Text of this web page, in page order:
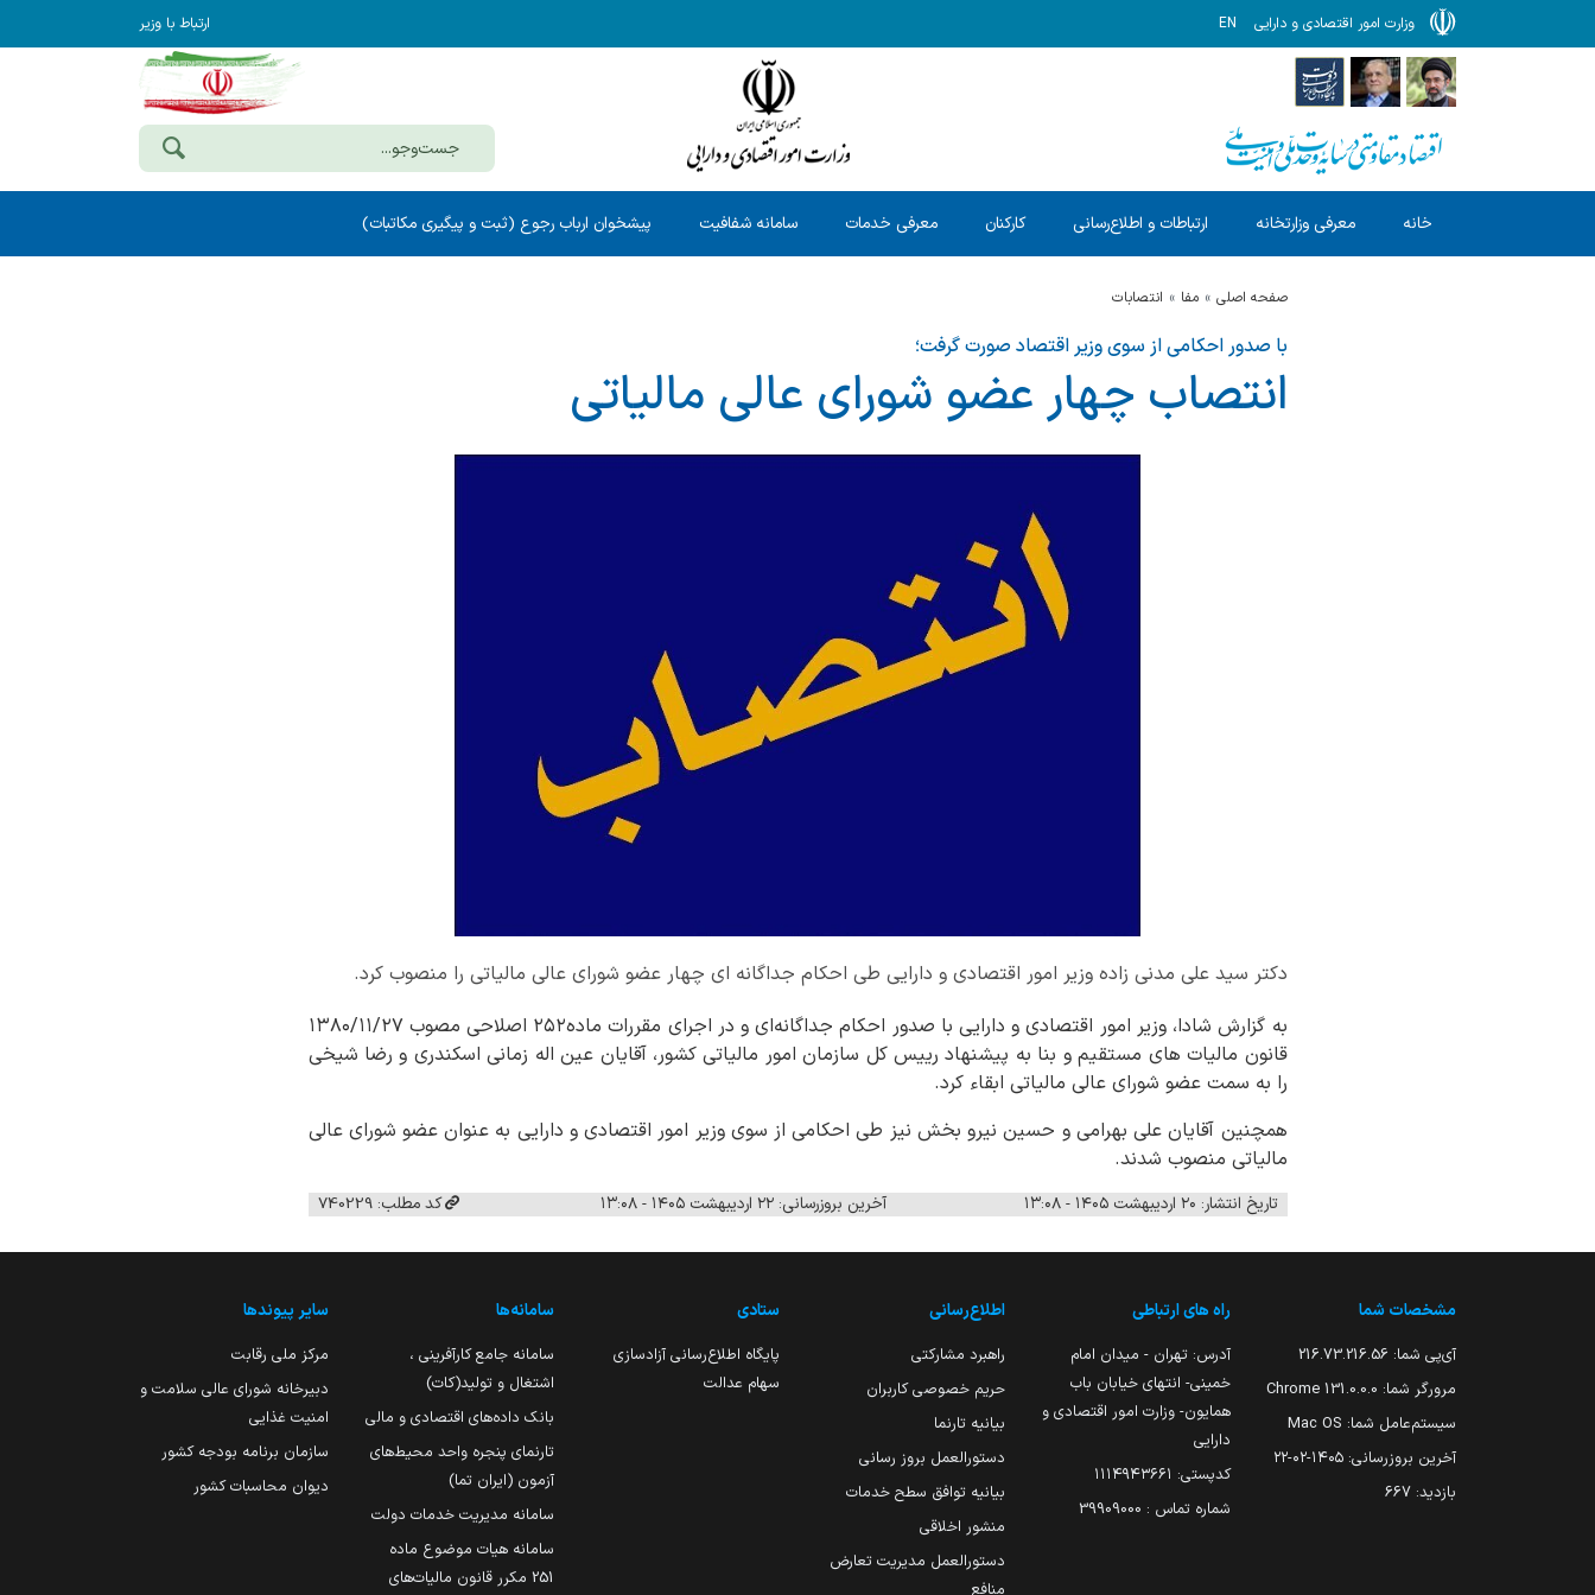
وزارت امور اقتصادی و دارایی EN ارتباط با وزیر
خانه معرفی وزارتخانه ارتباطات و اطلاع‌رسانی کارکنان معرفی خدمات سامانه شفافیت پیشخوان ارباب رجوع (ثبت و پیگیری مکاتبات)
صفحه اصلی مفا انتصابات
با صدور احکامی از سوی وزیر اقتصاد صورت گرفت؛
انتصاب چهار عضو شورای عالی مالیاتی
دکتر سید علی مدنی زاده وزیر امور اقتصادی و دارایی طی احکام جداگانه ای چهار عضو شورای عالی مالیاتی را منصوب کرد.
به گزارش شادا، وزیر امور اقتصادی و دارایی با صدور احکام جداگانه‌ای و در اجرای مقررات ماده۲۵۲ اصلاحی مصوب ۱۳۸۰/۱۱/۲۷
قانون مالیات های مستقیم و بنا به پیشنهاد رییس کل سازمان امور مالیاتی کشور، آقایان عین اله زمانی اسکندری و رضا شیخی
را به سمت عضو شورای عالی مالیاتی ابقاء کرد.
همچنین آقایان علی بهرامی و حسین نیرو بخش نیز طی احکامی از سوی وزیر امور اقتصادی و دارایی به عنوان عضو شورای عالی
مالیاتی منصوب شدند.
تاریخ انتشار: ۲۰ اردیبهشت ۱۴۰۵ - ۱۳:۰۸ آخرین بروزرسانی: ۲۲ اردیبهشت ۱۴۰۵ - ۱۳:۰۸ کد مطلب: 740229
مشخصات شما
آی‌پی شما: 216.73.216.56
مرورگر شما: 131.0.0.0 Chrome
سیستم‌عامل شما: Mac OS
آخرین بروزرسانی: ۱۴۰۵-۰۲-۲۲
بازدید: 667
راه های ارتباطی
آدرس: تهران - میدان امام
خمینی- انتهای خیابان باب
همایون- وزارت امور اقتصادی و
دارایی
کدپستی: ۱۱۱۴۹۴۳۶۶۱
شماره تماس : 39909000
اطلاع‌رسانی
راهبرد مشارکتی
حریم خصوصی کاربران
بیانیه تارنما
دستورالعمل بروز رسانی
بیانیه توافق سطح خدمات
منشور اخلاقی
دستورالعمل مدیریت تعارض
منافع
ستادی
پایگاه اطلاع‌رسانی آزادسازی
سهام عدالت
سامانه‌ها
سامانه جامع کارآفرینی ،
اشتغال و تولید(کات)
بانک داده‌های اقتصادی و مالی
تارنمای پنجره واحد محیط‌های
آزمون (ایران تما)
سامانه مدیریت خدمات دولت
سامانه هیات موضوع ماده
251 مکرر قانون مالیات‌های
سایر پیوندها
مرکز ملی رقابت
دبیرخانه شورای عالی سلامت و
امنیت غذایی
سازمان برنامه بودجه کشور
دیوان محاسبات کشور